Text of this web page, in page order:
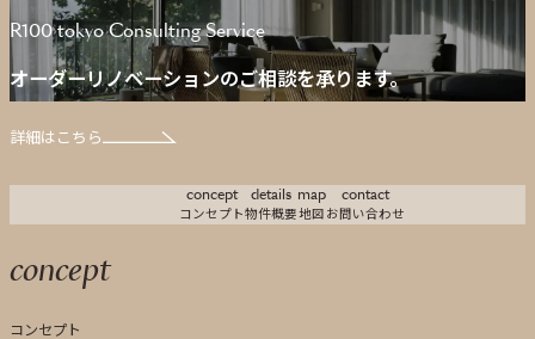
R100 tokyo Consulting Service
オーダーリノベーションのご相談を承ります。
詳細はこちら
concept
コンセプト
details
物件概要
map
地図
contact
お問い合わせ
concept
コンセプト